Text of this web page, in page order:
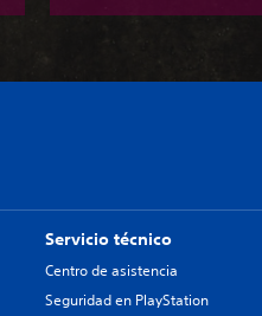
Servicio técnico
Centro de asistencia
Seguridad en PlayStation